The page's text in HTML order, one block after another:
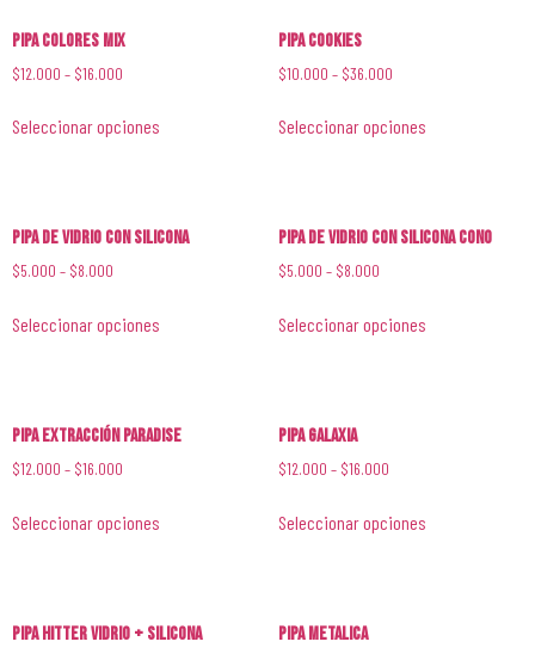
Pipa Colores Mix
$12.000 – $16.000
Seleccionar opciones
Pipa Cookies
$10.000 – $36.000
Seleccionar opciones
Pipa de Vidrio con Silicona
$5.000 – $8.000
Seleccionar opciones
Pipa de Vidrio con Silicona Cono
$5.000 – $8.000
Seleccionar opciones
Pipa Extracción Paradise
$12.000 – $16.000
Seleccionar opciones
Pipa Galaxia
$12.000 – $16.000
Seleccionar opciones
Pipa Hitter Vidrio + Silicona Pipa Metalica